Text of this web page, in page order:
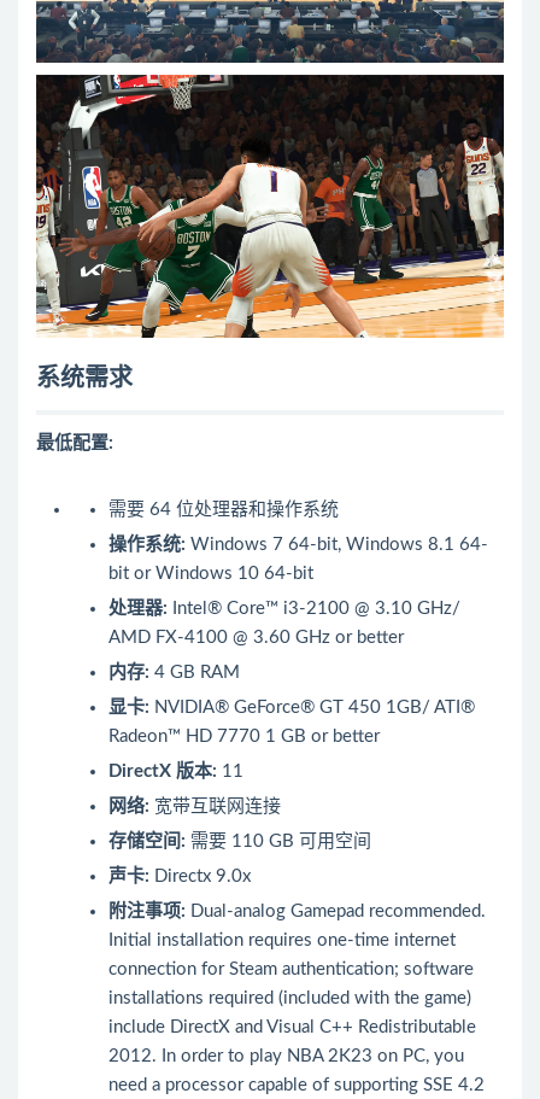
系统需求
最低配置:
需要 64 位处理器和操作系统
操作系统: Windows 7 64-bit, Windows 8.1 64-
bit or Windows 10 64-bit
处理器: Intel® Core™ i3-2100 @ 3.10 GHz/
AMD FX-4100 @ 3.60 GHz or better
内存: 4 GB RAM
显卡: NVIDIA® GeForce® GT 450 1GB/ ATI®
Radeon™ HD 7770 1 GB or better
DirectX 版本: 11
网络: 宽带互联网连接
存储空间: 需要 110 GB 可用空间
声卡: Directx 9.0x
附注事项: Dual-analog Gamepad recommended.
Initial installation requires one-time internet
connection for Steam authentication; software
installations required (included with the game)
include DirectX and Visual C++ Redistributable
2012. In order to play NBA 2K23 on PC, you
need a processor capable of supporting SSE 4.2